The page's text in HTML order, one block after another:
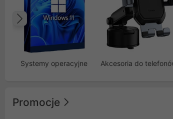
Systemy operacyjne
Poprzedni
Promocje